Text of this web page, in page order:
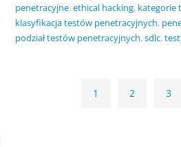
penetracyjne,ethical hacking, kategorie
klasyfikacja testów penetracyjnych,
podział testów penetracyjnych,sdlc,
1 2 3